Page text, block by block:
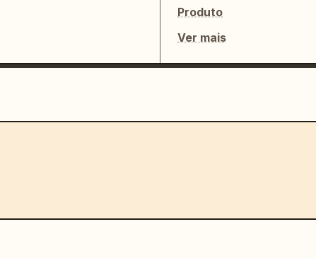
Produto
Ver mais